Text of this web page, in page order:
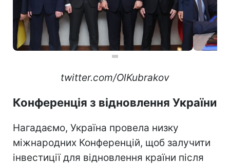
twitter.com/OlKubrakov
Конференція з відновлення України
Нагадаємо, Україна провела низку
міжнародних Конференцій, щоб залучити
інвестиції для відновлення країни після